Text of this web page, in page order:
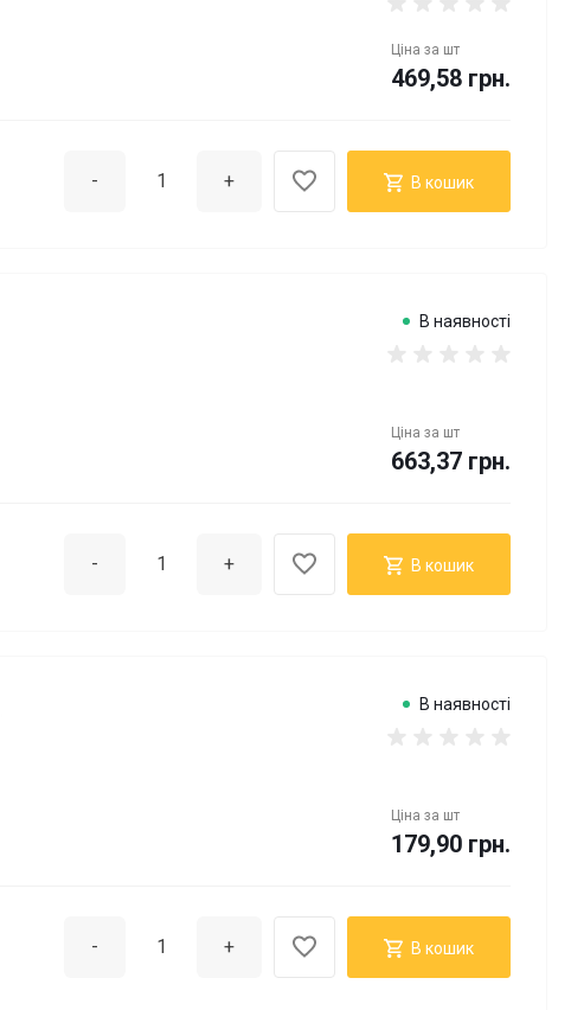
Ціна за шт
469,58 грн.
- + В кошик
В наявності
Ціна за шт
663,37 грн.
- + В кошик
В наявності
Ціна за шт
179,90 грн.
- + В кошик